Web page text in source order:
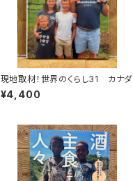
現地取材！世界のくらし31 カナダ
¥4,400